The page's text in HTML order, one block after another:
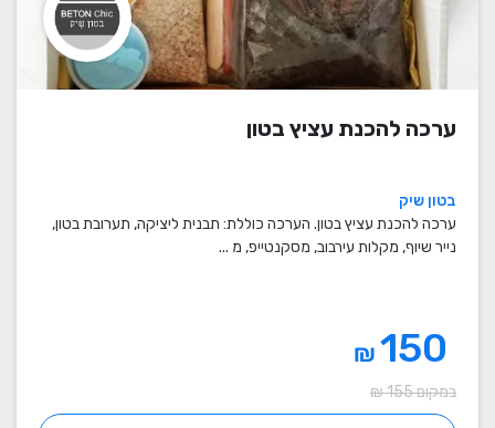
ערכה להכנת עציץ בטון
בטון שיק
ערכה להכנת עציץ בטון. הערכה כוללת: תבנית ליציקה, תערובת בטון,
נייר שיוף, מקלות עירבוב, מסקנטייפ, מ ...
₪
במקום 155 ₪